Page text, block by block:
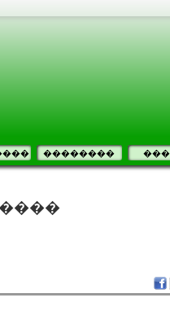
��������